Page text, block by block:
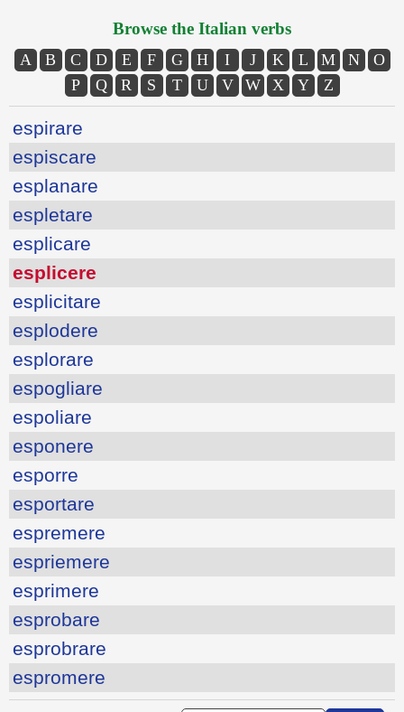
Browse the Italian verbs
A B C D E F G H I J K L M N
O
P
Q R S T U V W X Y Z
espirare
espiscare
esplanare
espletare
esplicare
esplicere
esplicitare
esplodere
esplorare
espogliare
espoliare
esponere
esporre
esportare
espremere
espriemere
esprimere
esprobare
esprobrare
espromere